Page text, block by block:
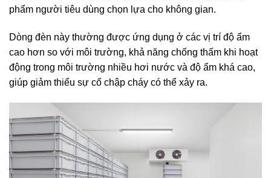
phẩm người tiêu dùng chọn lựa cho không gian.
Dòng đèn này thường được ứng dụng ở các vị trí độ ẩm
cao hơn so với môi trường, khả năng chống thấm khi hoạt
động trong môi trường nhiều hơi nước và độ ẩm khá cao,
giúp giảm thiểu sự cố chập cháy có thể xảy ra.